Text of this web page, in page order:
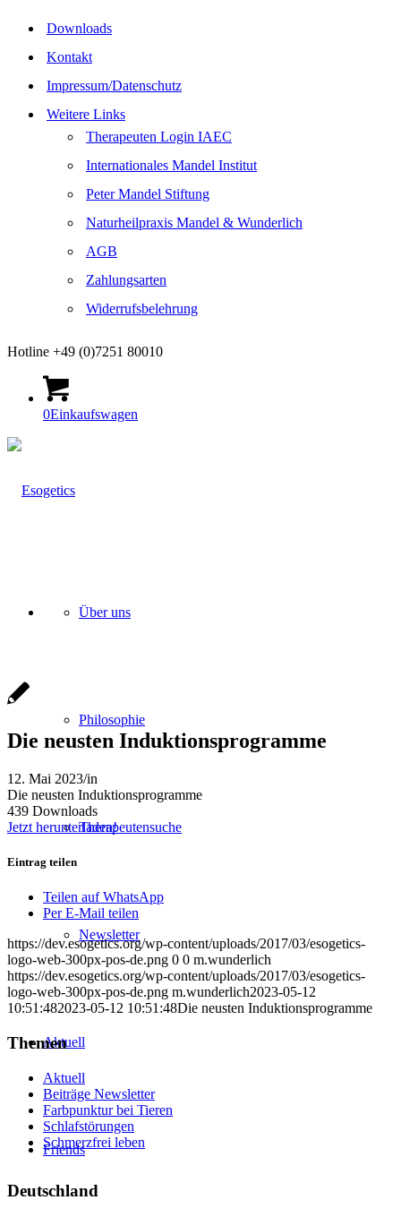
Downloads
Kontakt
Impressum/Datenschutz
Weitere Links
Therapeuten Login IAEC
Internationales Mandel Institut
Peter Mandel Stiftung
Naturheilpraxis Mandel & Wunderlich
AGB
Zahlungsarten
Widerrufsbelehrung
Hotline +49 (0)7251 80010
0Einkaufswagen
Über uns
Philosophie
Therapeutensuche
Newsletter
Aktuell
Friends
Die neusten Induktionsprogramme
12. Mai 2023/in
Die neusten Induktionsprogramme
439 Downloads
Jetzt herunterladen!
Eintrag teilen
Teilen auf WhatsApp
Per E-Mail teilen
https://dev.esogetics.org/wp-content/uploads/2017/03/esogetics-
logo-web-300px-pos-de.png 0 0 m.wunderlich
https://dev.esogetics.org/wp-content/uploads/2017/03/esogetics-
logo-web-300px-pos-de.png m.wunderlich2023-05-12
10:51:482023-05-12 10:51:48Die neusten Induktionsprogramme
Themen
Aktuell
Beiträge Newsletter
Farbpunktur bei Tieren
Schlafstörungen
Schmerzfrei leben
Deutschland